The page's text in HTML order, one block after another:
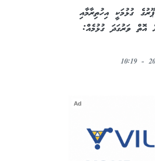
ގުޅުމަކީ އިހުތިރާމާއި
އޮތް ވަރުގަދަ ގުޅުމެއް:
Ad